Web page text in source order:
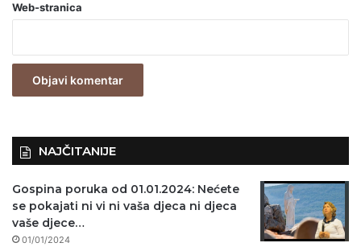
v
z
Web-stranica
NAJČITANIJE
Gospina poruka od 01.01.2024: Nećete
se pokajati ni vi ni vaša djeca ni djeca
vaše djece…
01/01/2024